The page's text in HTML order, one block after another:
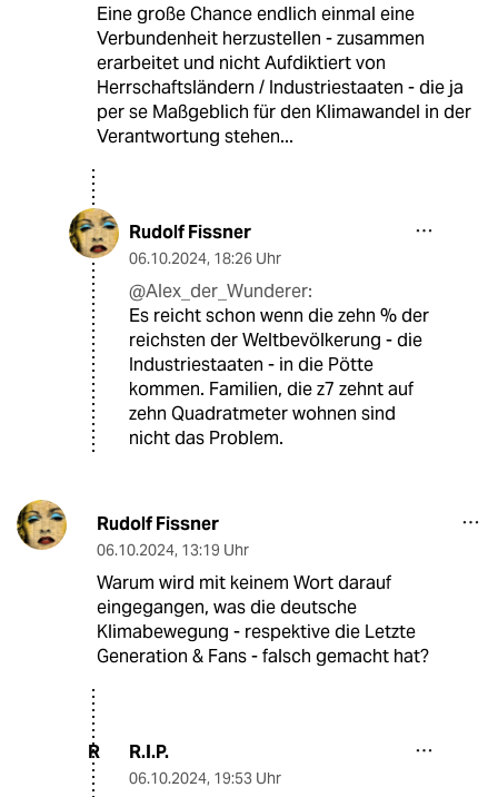
Eine große Chance endlich einmal eine
Verbundenheit herzustellen - zusammen
erarbeitet und nicht Aufdiktiert von
Herrschaftsländern / Industriestaaten - die ja
per se Maßgeblich für den Klimawandel in der
Verantwortung stehen...
Rudolf Fissner
06.10.2024, 18:26 Uhr
@Alex_der_Wunderer:
Es reicht schon wenn die zehn % der
reichsten der Weltbevölkerung - die
Industriestaaten - in die Pötte
kommen. Familien, die z7 zehnt auf
zehn Quadratmeter wohnen sind
nicht das Problem.
Rudolf Fissner
06.10.2024, 13:19 Uhr
Warum wird mit keinem Wort darauf
eingegangen, was die deutsche
Klimabewegung - respektive die Letzte
Generation & Fans - falsch gemacht hat?
R R.I.P.
06.10.2024, 19:53 Uhr